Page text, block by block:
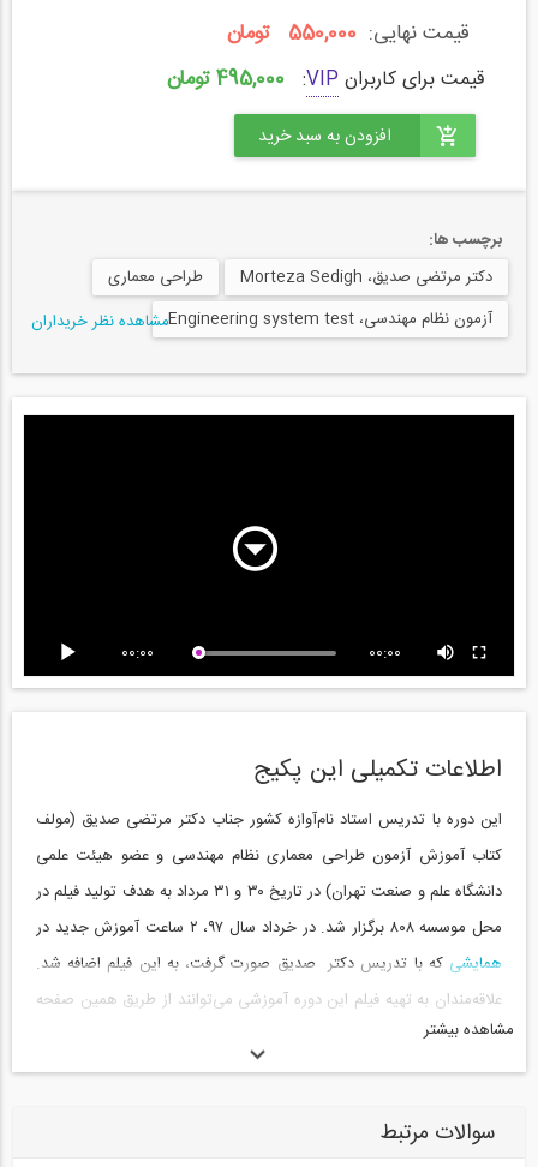
قیمت نهایی: 550,000 تومان
قیمت برای کاربران VIP
: 495,000 تومان
برچسب ها:
دکتر مرتضی صدیق، Morteza Sedigh
طراحی معماری
آزمون نظام مهندسی، Engineering system test
مشاهده نظر خریداران
00:00 00:00
اطلاعات تکمیلی این پکیج
این دوره با تدریس استاد نام‌آوازه کشور جناب دکتر مرتضی صدیق (مولف
کتاب آموزش آزمون طراحی معماری نظام مهندسی و عضو هیئت علمی
دانشگاه علم و صنعت تهران) در تاریخ ۳۰ و ۳۱ مرداد به هدف تولید فیلم در
محل موسسه ۸۰۸ برگزار شد. در خرداد سال ۹۷، ۲ ساعت آموزش جدید در
همایشی که با تدریس دکتر صدیق صورت گرفت، به این فیلم اضافه شد.
علاقه‌مندان به تهیه فیلم این دوره آموزشی می‌توانند از طریق همین صفحه
آنلاین تهیه کنید.
-------------------------------------------
مشاهده بیشتر
سوالات مرتبط